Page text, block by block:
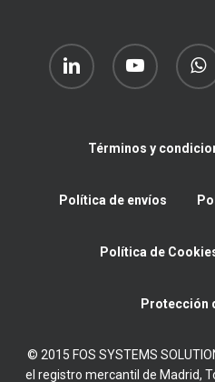
linkedin youtube
Términos y
Política de envíos
Política de
Protección
© 2015 FOS SYSTEMS
el registro mercantil de Madrid,